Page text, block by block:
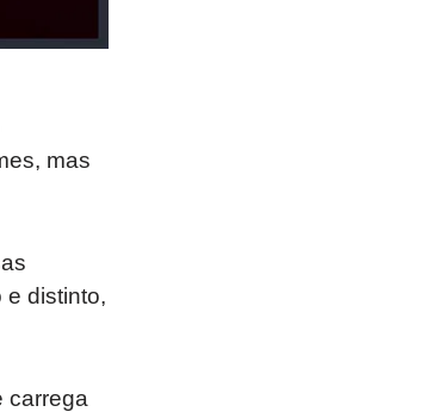
mas
e distinto,
carrega